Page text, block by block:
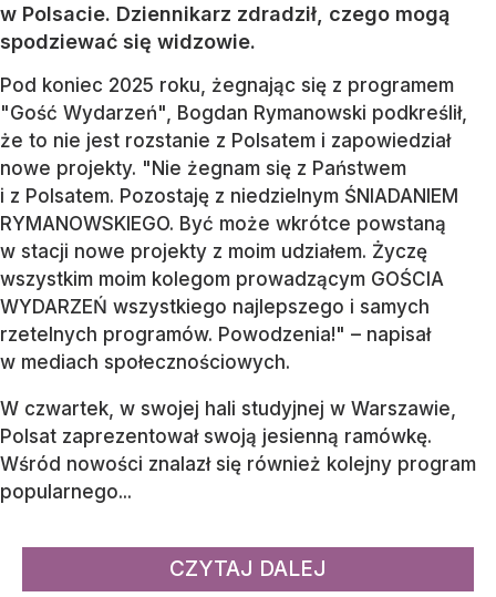
w Polsacie. Dziennikarz zdradził, czego mogą
spodziewać się widzowie.
Pod koniec 2025 roku, żegnając się z programem
"Gość Wydarzeń", Bogdan Rymanowski podkreślił,
że to nie jest rozstanie z Polsatem i zapowiedział
nowe projekty. "Nie żegnam się z Państwem
i z Polsatem. Pozostaję z niedzielnym ŚNIADANIEM
RYMANOWSKIEGO. Być może wkrótce powstaną
w stacji nowe projekty z moim udziałem. Życzę
wszystkim moim kolegom prowadzącym GOŚCIA
WYDARZEŃ wszystkiego najlepszego i samych
rzetelnych programów. Powodzenia!" – napisał
w mediach społecznościowych.
W czwartek, w swojej hali studyjnej w Warszawie,
Polsat zaprezentował swoją jesienną ramówkę.
Wśród nowości znalazł się również kolejny program
popularnego...
CZYTAJ DALEJ